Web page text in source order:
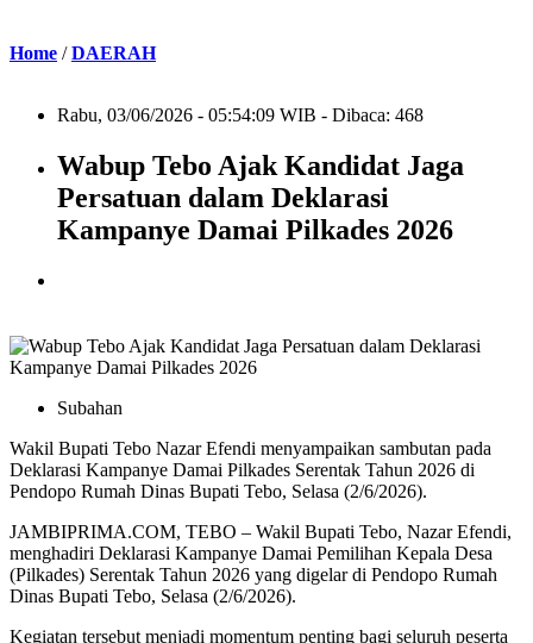
Home /DAERAH
Rabu, 03/06/2026 - 05:54:09 WIB - Dibaca: 468
Wabup Tebo Ajak Kandidat Jaga
Persatuan dalam Deklarasi
Kampanye Damai Pilkades 2026
Subahan
Wakil Bupati Tebo Nazar Efendi menyampaikan sambutan pada
Deklarasi Kampanye Damai Pilkades Serentak Tahun 2026 di
Pendopo Rumah Dinas Bupati Tebo, Selasa (2/6/2026).
JAMBIPRIMA.COM, TEBO – Wakil Bupati Tebo, Nazar Efendi,
menghadiri Deklarasi Kampanye Damai Pemilihan Kepala Desa
(Pilkades) Serentak Tahun 2026 yang digelar di Pendopo Rumah
Dinas Bupati Tebo, Selasa (2/6/2026).
Kegiatan tersebut menjadi momentum penting bagi seluruh peserta